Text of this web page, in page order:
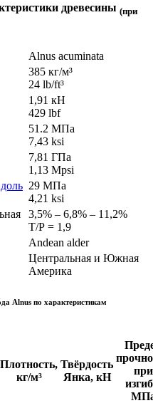
древесины (при
Alnus acuminata
385 кг/м³
24 lb/ft³
1,91 кН
429 lbf
51.2 МПа
7,43 ksi
7,81 ГПа
1,13 Mpsi
29 МПа
4,21 ksi
3,5% – 6,8% – 11,2%
Т/Р = 1,9
Andean alder
Центральная и Южная
Америка
Alnus по характеристикам
Плотность,
кг/м³
Твёрдость
Янка, кН
при